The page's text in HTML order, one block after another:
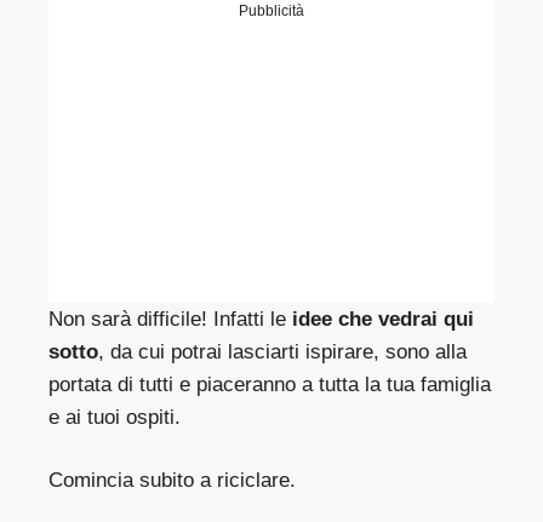
Pubblicità
Non sarà difficile! Infatti le idee che vedrai qui
sotto, da cui potrai lasciarti ispirare, sono alla
portata di tutti e piaceranno a tutta la tua famiglia
e ai tuoi ospiti.
Comincia subito a riciclare.